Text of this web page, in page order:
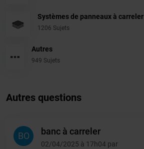
Systèmes de panneaux à carreler
1206 Sujets
Autres
949 Sujets
Autres questions
BO banc à carreler
02/04/2025 à 17h04 par